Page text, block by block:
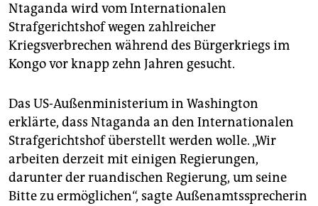
genossenschaft
epaper login
Ntaganda wird vom Internationalen
Strafgerichtshof wegen zahlreicher
Kriegsverbrechen während des Bürgerkriegs im
Kongo vor knapp zehn Jahren gesucht.
Das US-Außenministerium in Washington
erklärte, dass Ntaganda an den Internationalen
Strafgerichtshof überstellt werden wolle. „Wir
arbeiten derzeit mit einigen Regierungen,
darunter der ruandischen Regierung, um seine
Bitte zu ermöglichen“, sagte Außenamtssprecherin